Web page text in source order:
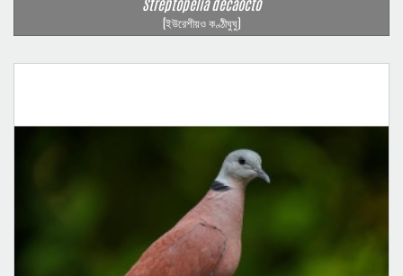
Streptopelia decaocto
(ইউরেশীয়ও কণ্ঠীঘুঘু)